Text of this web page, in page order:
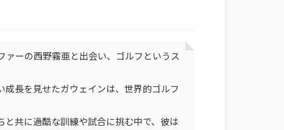
ーの西野霧亜と出会い、ゴルフというス
長を見せたガウェインは、世界的ゴルフ
共に過酷な訓練や試合に挑む中で、彼は